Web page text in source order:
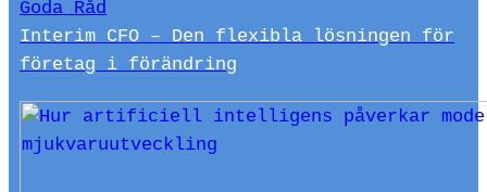
Goda Råd
Interim CFO – Den flexibla lösningen för
företag i förändring